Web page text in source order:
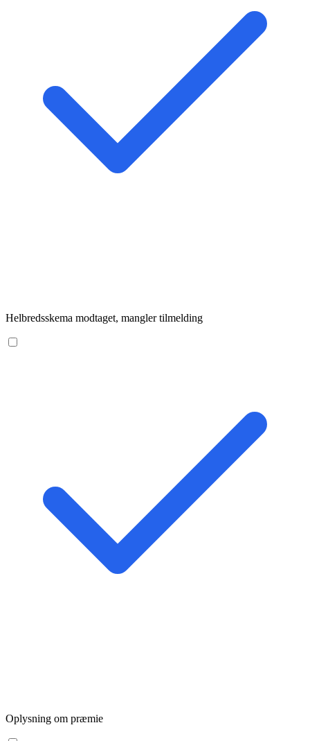
Helbredsskema modtaget, mangler tilmelding
Oplysning om præmie